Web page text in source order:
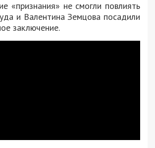
«признания» не смогли повлиять
и Валентина Земцова посадили
заключение.